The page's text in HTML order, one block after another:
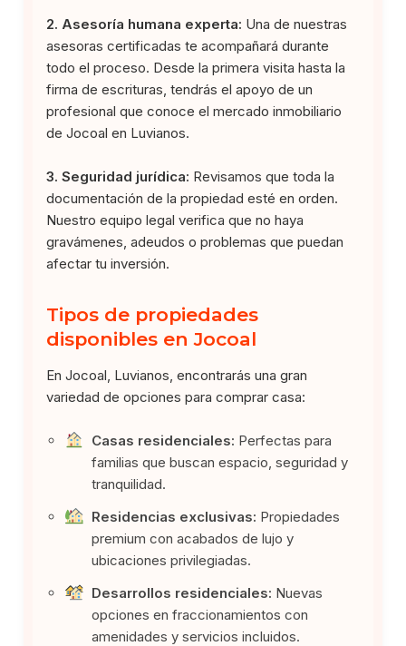
2. Asesoría humana experta: Una de nuestras
asesoras certificadas te acompañará durante
todo el proceso. Desde la primera visita hasta la
firma de escrituras, tendrás el apoyo de un
profesional que conoce el mercado inmobiliario
de Jocoal en Luvianos.
3. Seguridad jurídica: Revisamos que toda la
documentación de la propiedad esté en orden.
Nuestro equipo legal verifica que no haya
gravámenes, adeudos o problemas que puedan
afectar tu inversión.
Tipos de propiedades
disponibles en Jocoal
En Jocoal, Luvianos, encontrarás una gran
variedad de opciones para comprar casa:
Casas residenciales: Perfectas para
familias que buscan espacio, seguridad y
tranquilidad.
Residencias exclusivas: Propiedades
premium con acabados de lujo y
ubicaciones privilegiadas.
Desarrollos residenciales: Nuevas
opciones en fraccionamientos con
amenidades y servicios incluidos.